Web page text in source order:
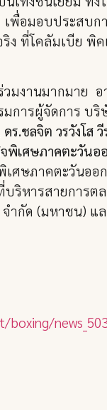
พื่อมอบประสบ
ที่โคลัมเบีย พิ
มงานมากมาย
การผู้จัดการ บ
ดร.ชลจิต วรวังโส
พิเศษภาคตะวันอ
ษภาคตะวันออ
ริหารสายการ
กัด (มหาชน)